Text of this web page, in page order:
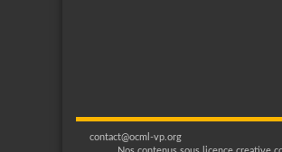
contact@ocml-vp.org